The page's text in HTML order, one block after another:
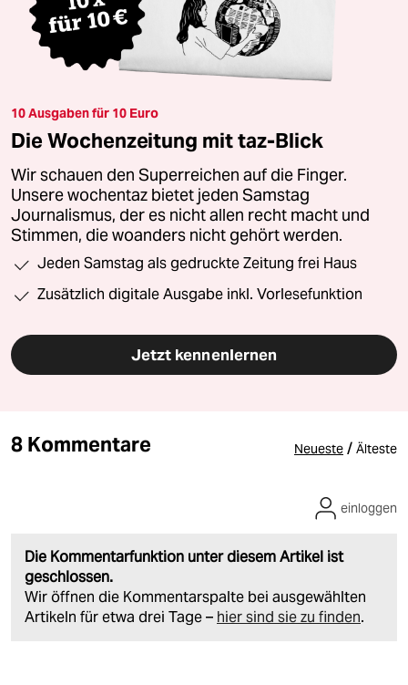
10 Ausgaben für 10 Euro
Die Wochenzeitung mit taz-Blick
Wir schauen den Superreichen auf die Finger.
Unsere wochentaz bietet jeden Samstag
Journalismus, der es nicht allen recht macht und
Stimmen, die woanders nicht gehört werden.
Jeden Samstag als gedruckte Zeitung frei Haus
Zusätzlich digitale Ausgabe inkl. Vorlesefunktion
Jetzt kennenlernen
8 Kommentare Neueste / Älteste
Die Kommentarfunktion unter diesem Artikel ist
geschlossen.
Wir öffnen die Kommentarspalte bei ausgewählten
Artikeln für etwa drei Tage – hier sind sie zu finden.
einloggen